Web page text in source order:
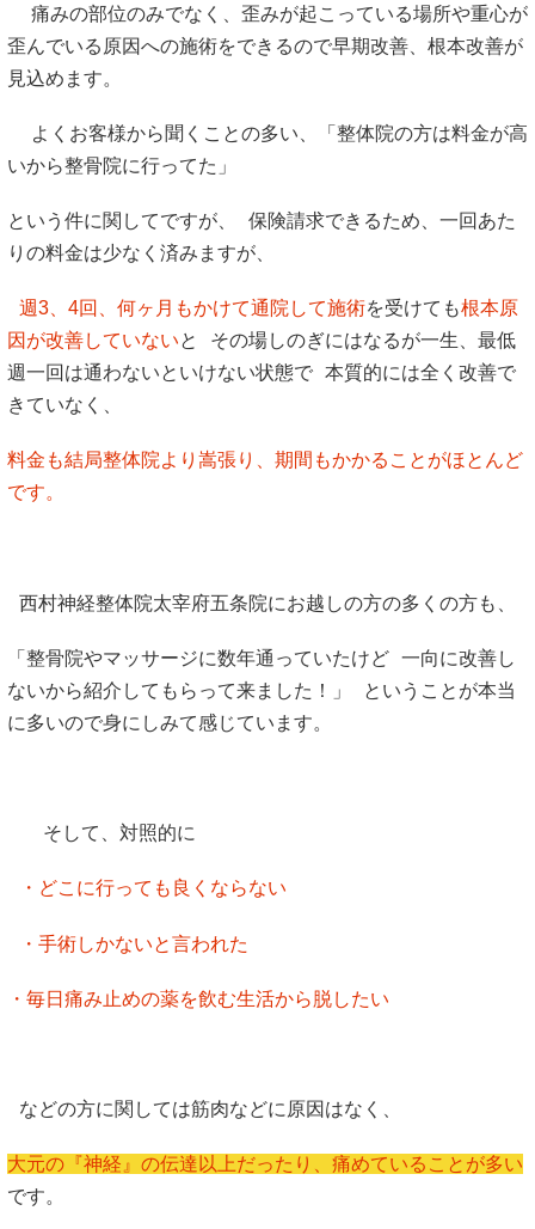
痛みの部位のみでなく、歪みが起こっている場所や重心が
歪んでいる原因への施術をできるので早期改善、根本改善が
見込めます。
よくお客様から聞くことの多い、「整体院の方は料金が高
いから整骨院に行ってた」
という件に関してですが、 保険請求できるため、一回あた
りの料金は少なく済みますが、
週3、4回、何ヶ月もかけて通院して施術を受けても根本原
因が改善していないと その場しのぎにはなるが一生、最低
週一回は通わないといけない状態で 本質的には全く改善で
きていなく、
料金も結局整体院より嵩張り、期間もかかることがほとんど
です。
西村神経整体院太宰府五条院にお越しの方の多くの方も、
「整骨院やマッサージに数年通っていたけど 一向に改善し
ないから紹介してもらって来ました！」 ということが本当
に多いので身にしみて感じています。
そして、対照的に
・どこに行っても良くならない
・手術しかないと言われた
・毎日痛み止めの薬を飲む生活から脱したい
などの方に関しては筋肉などに原因はなく、
大元の『神経』の伝達以上だったり、痛めていることが多い
です。